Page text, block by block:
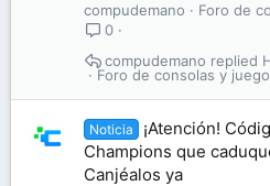
compudemano
Foro de
0
Foro de consolas y
compudemano
Noticia
¡Atención!
Champions que
Canjéalos ya